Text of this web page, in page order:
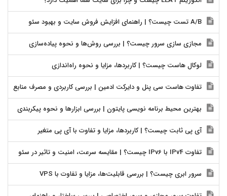
مجازی سازی سرور چیست؟ | بررسی روش‌ها و نحوه پیاده‌سازی
لوکال هاست چیست؟ | کاربردها، مزایا و نحوه راه‌اندازی
تفاوت هاست سی پنل و دایرکت ادمین | بررسی کاربردی و مصرف منابع
بهترین محیط برنامه نویسی پایتون | بررسی ابزارها و نحوه پیکربندی
آی پی ثابت چیست؟ | کاربردها، مزایا و تفاوت با آی پی متغیر
تفاوت IPv4 با IPv6 چیست؟ | مقایسه سرعت، امنیت و تاثیر در سئو
سرور ابری چیست؟ | بررسی قابلیت‌ها، مزایا و تفاوت با VPS